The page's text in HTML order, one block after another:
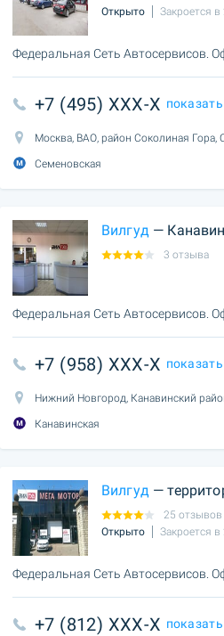
Открыто
Закроется в
Федеральная Сеть Автосервисов.
+7 (495) XXX-X показать
Москва, ВАО, район Соколиная Гора,
Семеновская
Вилгуд —
3 отзыва
Федеральная Сеть Автосервисов.
+7 (958) XXX-X показать
Нижний Новгород, Канавинский
Канавинская
Вилгуд —
25 отзывов
Открыто
Закроется в
Федеральная Сеть Автосервисов.
+7 (812) XXX-X показать